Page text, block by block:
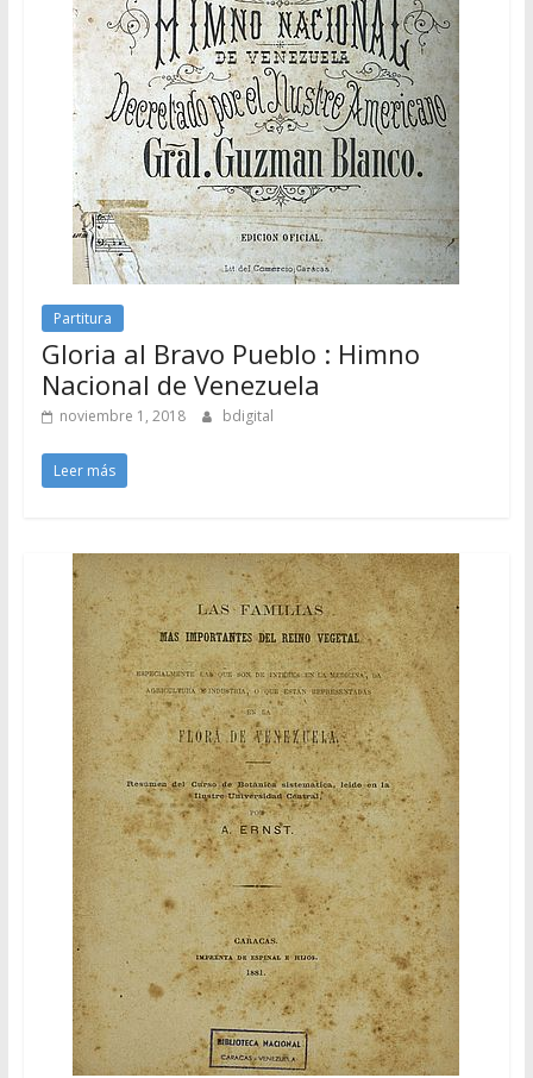
Partitura
Gloria al Bravo Pueblo : Himno
Nacional de Venezuela
noviembre 1, 2018 bdigital
Leer más